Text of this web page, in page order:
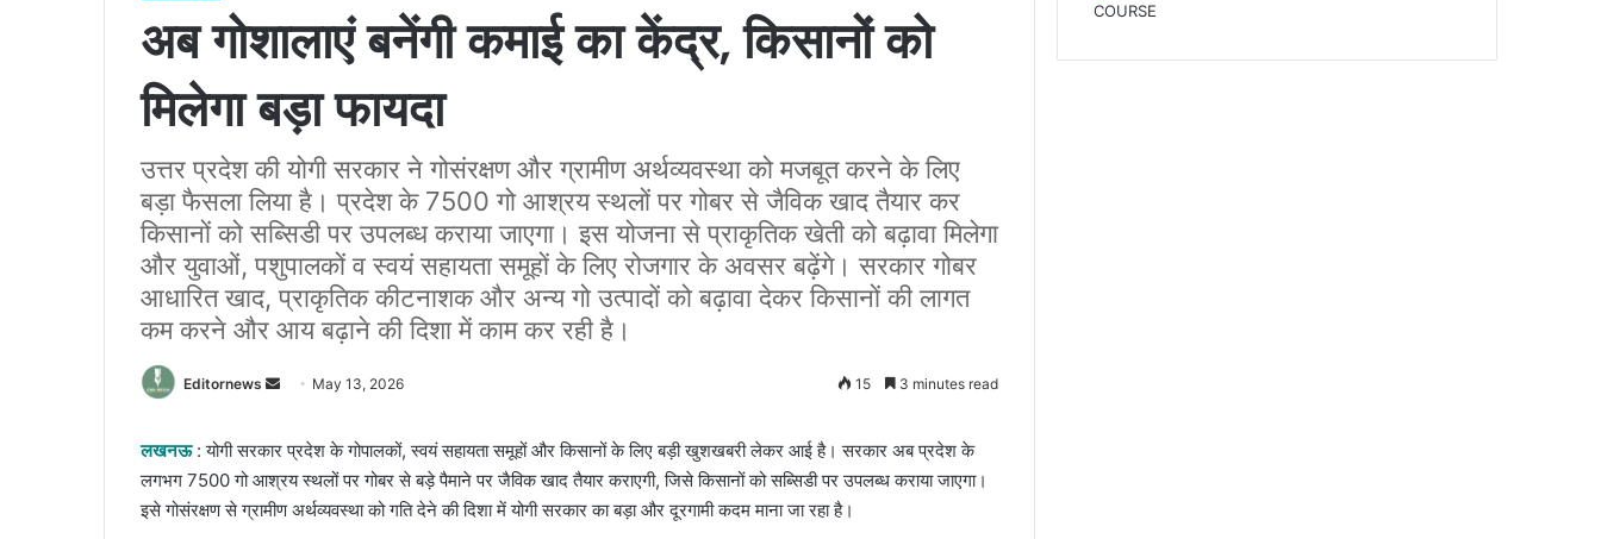
अब गोशालाएं बनेंगी कमाई का केंद्र, किसानों को
मिलेगा बड़ा फायदा
उत्तर प्रदेश की योगी सरकार ने गोसंरक्षण और ग्रामीण अर्थव्यवस्था को मजबूत करने के लिए
बड़ा फैसला लिया है। प्रदेश के 7500 गो आश्रय स्थलों पर गोबर से जैविक खाद तैयार कर
किसानों को सब्सिडी पर उपलब्ध कराया जाएगा। इस योजना से प्राकृतिक खेती को बढ़ावा मिलेगा
और युवाओं, पशुपालकों व स्वयं सहायता समूहों के लिए रोजगार के अवसर बढ़ेंगे। सरकार गोबर
आधारित खाद, प्राकृतिक कीटनाशक और अन्य गो उत्पादों को बढ़ावा देकर किसानों की लागत
कम करने और आय बढ़ाने की दिशा में काम कर रही है।
Editornews
Send
email
May 13, 2026 15 3 minutes read
लखनऊ : योगी सरकार प्रदेश के गोपालकों, स्वयं सहायता समूहों और किसानों के लिए बड़ी खुशखबरी लेकर आई है। सरकार अब प्रदेश के
लगभग 7500 गो आश्रय स्थलों पर गोबर से बड़े पैमाने पर जैविक खाद तैयार कराएगी, जिसे किसानों को सब्सिडी पर उपलब्ध कराया जाएगा।
इसे गोसंरक्षण से ग्रामीण अर्थव्यवस्था को गति देने की दिशा में योगी सरकार का बड़ा और दूरगामी कदम माना जा रहा है।